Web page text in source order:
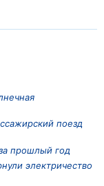
поезд
прошлый год
электричество